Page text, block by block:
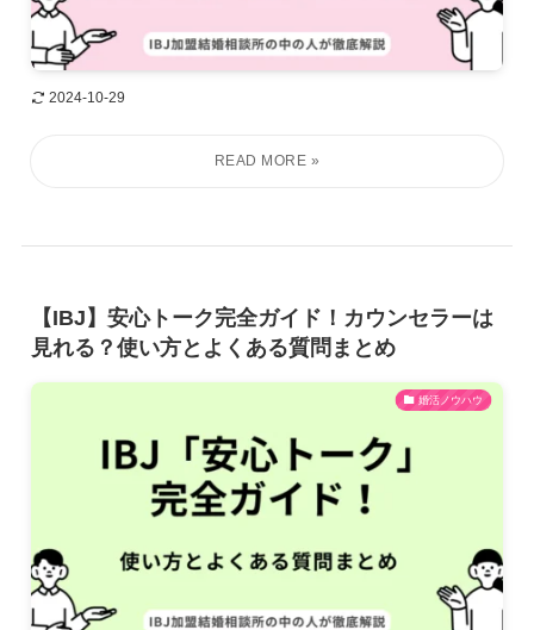
2024-10-29
【IBJ】安心トーク完全ガイド！カウンセラーは
見れる？使い方とよくある質問まとめ
婚活ノウハウ